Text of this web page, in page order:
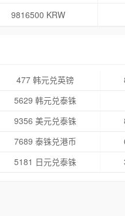
9816500 KRW
477 韩元兑英镑
5629 韩元兑泰铢
9356 美元兑泰铢
7689 泰铢兑港币
5181 日元兑泰铢